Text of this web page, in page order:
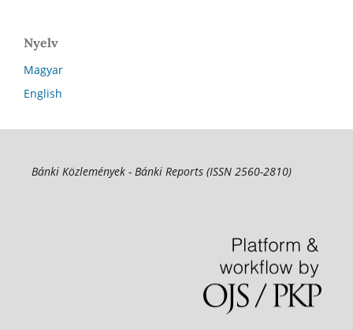
Nyelv
Magyar
English
Bánki Közlemények - Bánki Reports (ISSN 2560-2810)